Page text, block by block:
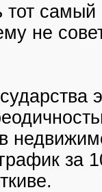
тот
не
за